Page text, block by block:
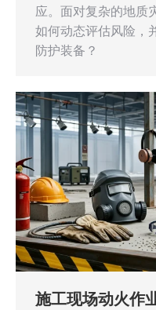
应。面对复杂的地质
如何动态评估风险，
防护装备？
施工现场动火作